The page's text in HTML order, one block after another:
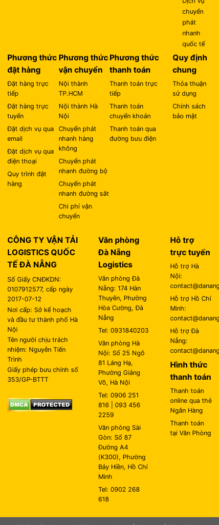
chuyển
phát
nhanh
quốc tế
Phương thức
đặt hàng
Đặt hàng trực
tiếp
Đặt hàng trực
tuyến
Đặt dịch vụ qua
email
Đặt dịch vụ qua
điện thoại
Quy trình đặt
hàng
Phương thức
vận chuyển
Nội thành
TP.HCM
Nội thành Hà
Nội
Chuyển phát
nhanh hàng
không
Chuyển phát
nhanh đường bộ
Chuyển phát
nhanh đường sắt
Chi phí vận
chuyển
Phương thức
thanh toán
Thanh toán trực
tiếp
Thanh toán
chuyển khoản
Thanh toán qua
đường bưu điện
Quy định
chung
Thỏa thuận
sử dụng
Chính sách
bảo mật
CÔNG TY VẬN TẢI
LOGISTICS QUỐC
TẾ ĐÀ NẴNG
Số Giấy CNĐKDN:
0107912577, cấp ngày
2017-07-12
Nơi cấp: Sở kế hoạch
và đầu tư thành phố Hà
Nội
Tên người chịu trách
nhiệm: Nguyễn Tiến
Trình
Giấy phép bưu chính số
353/GP-BTTT
Văn phòng
Đà Nẵng
Logistics
Văn phòng Đà
Nẵng: 174 Hàn
Thuyên, Phường
Hòa Cường, Đà
Nẵng
Tel: 0931840203
Văn phòng Hà
Nội: Số 25 Ngõ
81 Láng Hạ,
Phường Giảng
Võ, Hà Nội
Tel: 0906 251
816 | 093 456
2259
Văn phòng Sài
Gòn: Số 87
Đường A4
(K300), Phường
Bảy Hiền, Hồ Chí
Minh
Tel: 0902 268
618
Hỗ trợ
trực tuyến
Hỗ trợ Hà
Nội:
Hỗ trợ Hồ Chí
Minh:
Hỗ trợ Đà
Nẵng:
Hình thức
thanh toán
Thanh toán
online qua thẻ
Ngân Hàng
Thanh toán
tại Văn Phòng